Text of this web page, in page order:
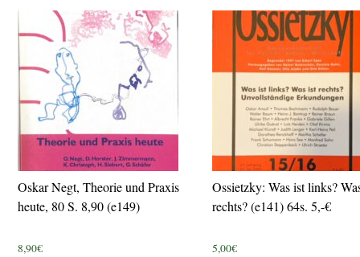
Oskar Negt, Theorie und Praxis
heute, 80 S. 8,90 (e149)
8,90€
Ossietzky: Was ist links?
rechts? (e141) 64s. 5,-€
5,00€